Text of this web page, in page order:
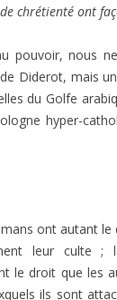
chrétienté ont
pouvoir, nous
Diderot, mais
du Golfe
hyper-
ont autant le
leur culte ;
le droit que les
ils sont